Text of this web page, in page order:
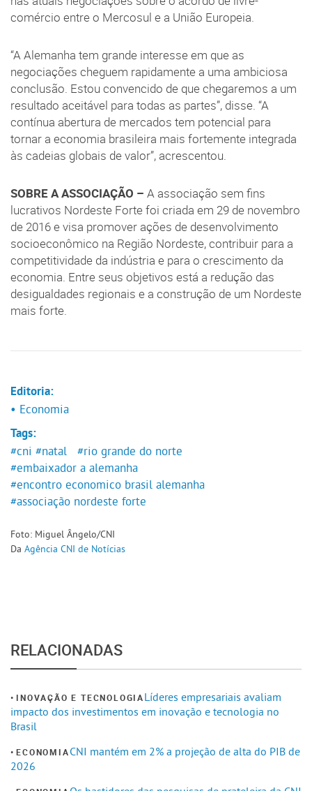
comércio entre o Mercosul e a União Europeia.
“A Alemanha tem grande interesse em que as
negociações cheguem rapidamente a uma ambiciosa
conclusão. Estou convencido de que chegaremos a um
resultado aceitável para todas as partes”, disse. “A
contínua abertura de mercados tem potencial para
tornar a economia brasileira mais fortemente integrada
às cadeias globais de valor”, acrescentou.
SOBRE A ASSOCIAÇÃO – A associação sem fins
lucrativos Nordeste Forte foi criada em 29 de novembro
de 2016 e visa promover ações de desenvolvimento
socioeconômico na Região Nordeste, contribuir para a
competitividade da indústria e para o crescimento da
economia. Entre seus objetivos está a redução das
desigualdades regionais e a construção de um Nordeste
mais forte.
Editoria:
• Economia
Tags:
#cni #natal
#rio grande do norte
#embaixador a alemanha
#encontro economico brasil alemanha
#associação nordeste forte
Foto: Miguel Ângelo/CNI
Da Agência CNI de Notícias
RELACIONADAS
INOVAÇÃO E TECNOLOGIALíderes empresariais avaliam
impacto dos investimentos em inovação e tecnologia no
Brasil
ECONOMIACNI mantém em 2% a projeção de alta do PIB de
2026